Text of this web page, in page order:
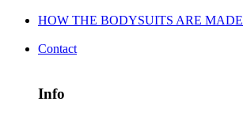
HOW THE BODYSUITS ARE MADE
Contact
Info